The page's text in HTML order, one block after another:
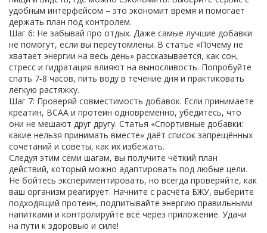
удобным интерфейсом – это экономит время и помогает
держать план под контролем.
Шаг 6: Не забывай про отдых. Даже самые лучшие добавки
не помогут, если вы переутомлены. В статье «Почему не
хватает энергии на весь день» рассказывается, как сон,
стресс и гидратация влияют на выносливость. Попробуйте
спать 7‑8 часов, пить воду в течение дня и практиковать
лёгкую растяжку.
Шаг 7: Проверяй совместимость добавок. Если принимаете
креатин, BCAA и протеин одновременно, убедитесь, что
они не мешают друг другу. Статья «Спортивные добавки:
какие нельзя принимать вместе» даёт список запрещённых
сочетаний и советы, как их избежать.
Следуя этим семи шагам, вы получите чёткий план
действий, который можно адаптировать под любые цели.
Не бойтесь экспериментировать, но всегда проверяйте, как
ваш организм реагирует. Начните с расчёта БЖУ, выберите
подходящий протеин, подпитывайте энергию правильными
напитками и контролируйте всё через приложение. Удачи
на пути к здоровью и силе!